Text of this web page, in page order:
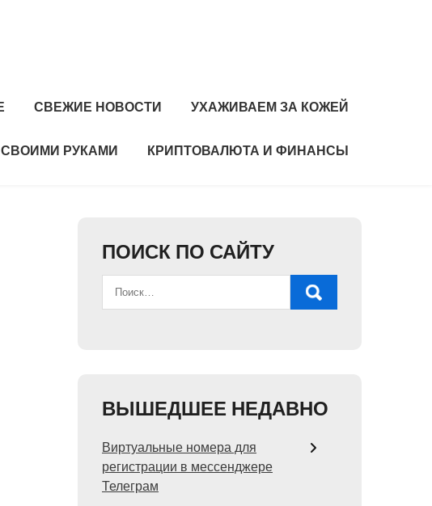
СВЕЖИЕ НОВОСТИ УХАЖИВАЕМ ЗА КОЖЕЙ
РУКАМИ КРИПТОВАЛЮТА И ФИНАНСЫ
ПОИСК ПО САЙТУ
ВЫШЕДШЕЕ НЕДАВНО
Виртуальные номера для
регистрации в мессенджере
Телеграм